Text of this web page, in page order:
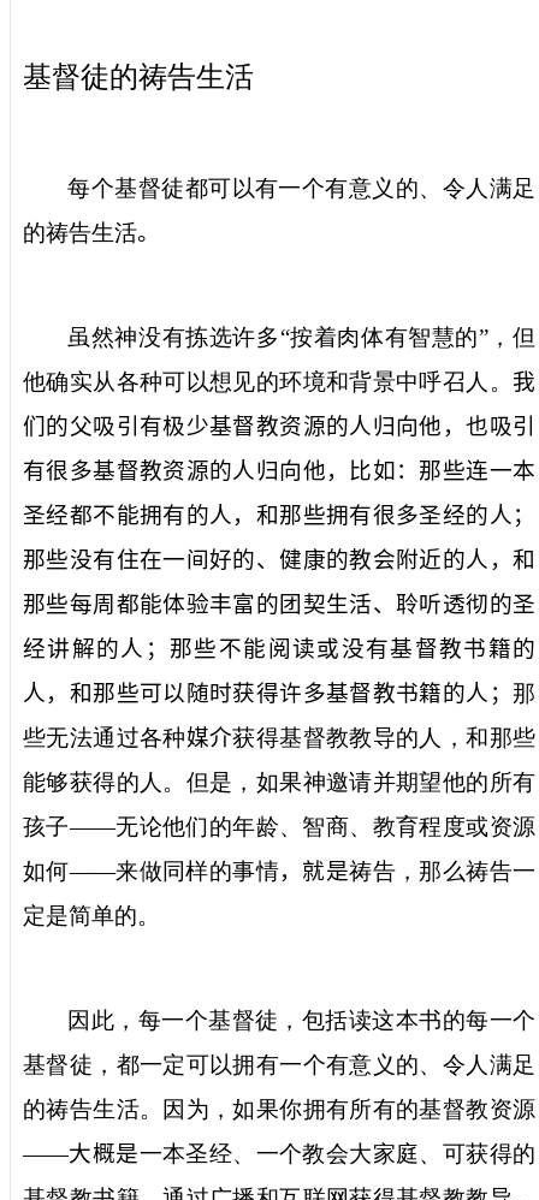
基督徒的祷告生活
每个基督徒都可以有一个有意义的、令人满足
的祷告生活。
虽然神没有拣选许多“按着肉体有智慧的”，但
他确实从各种可以想见的环境和背景中呼召人。 我
们的父吸引有极少基督教资源的人归向他，也吸引
有很多基督教资源的人归向他，比如：那些连一本
圣经都不能拥有的人，和那些拥有很多圣经的人；
那些没有住在一间好的、健康的教会附近的人，和
那些每周都能体验丰富的团契生活、聆听透彻的圣
经讲解的人；那些不能阅读或没有基督教书籍的
人，和那些可以随时获得许多基督教书籍的人； 那
些无法通过各种媒介获得基督教教导的人，和那些
能够获得的人。但是，如果神邀请并期望他的所有
孩子——无论他们的年龄、智商、教育程度或资源
如何——来做同样的事情，就是祷告，那么祷告一
定是简单的。
因此，每一个基督徒，包括读这本书的每一个
基督徒，都一定可以拥有一个有意义的、令人满足
的祷告生活。因为，如果你拥有所有的基督教资源
——大概是一本圣经、一个教会大家庭、可获得的